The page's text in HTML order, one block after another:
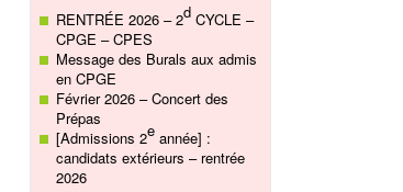
RENTRÉE 2026 – 2dCYCLE –
CPGE – CPES
Message des Burals aux admis
en CPGE
Février 2026 – Concert des
Prépas
[Admissions 2eannée] :
candidats extérieurs – rentrée
2026